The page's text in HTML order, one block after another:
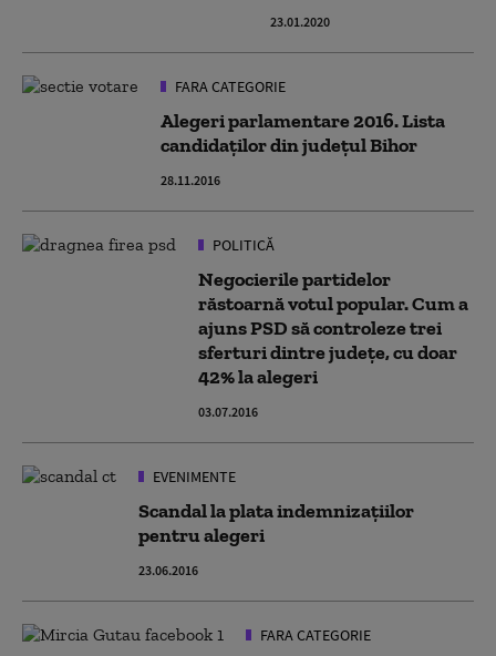
23.01.2020
FARA CATEGORIE
Alegeri parlamentare 2016. Lista
candidaților din județul Bihor
28.11.2016
POLITICĂ
Negocierile partidelor
răstoarnă votul popular. Cum a
ajuns PSD să controleze trei
sferturi dintre județe, cu doar
42% la alegeri
03.07.2016
EVENIMENTE
Scandal la plata indemnizațiilor
pentru alegeri
23.06.2016
FARA CATEGORIE